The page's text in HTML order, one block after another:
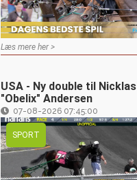
Læs mere her >
USA - Ny double til Nicklas
"Obelix" Andersen
07-08-2026 07:45:00
SPORT